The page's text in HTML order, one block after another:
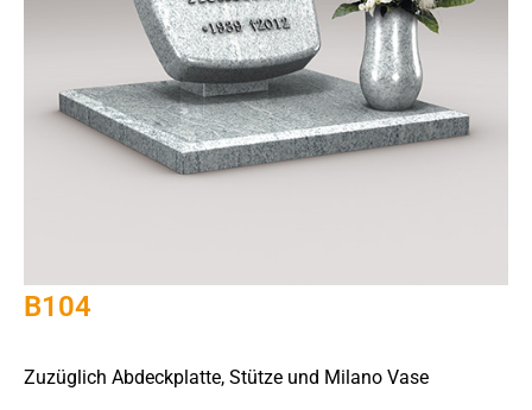
B104
Zuzüglich Abdeckplatte, Stütze und Milano Vase